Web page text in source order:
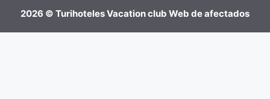
2026 © Turihoteles Vacation club Web de afectados